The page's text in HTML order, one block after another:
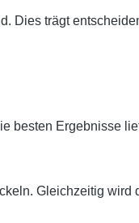
Dies trägt
besten Ergebnisse
Gleichzeitig wird